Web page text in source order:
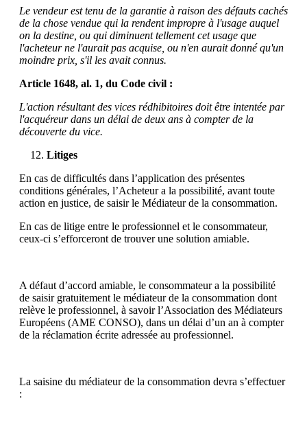
Le vendeur est tenu de la garantie à raison des défauts cachés
de la chose vendue qui la rendent impropre à l'usage auquel
on la destine, ou qui diminuent tellement cet usage que
l'acheteur ne l'aurait pas acquise, ou n'en aurait donné qu'un
moindre prix, s'il les avait connus.
Article 1648, al. 1, du Code civil :
L'action résultant des vices rédhibitoires doit être intentée par
l'acquéreur dans un délai de deux ans à compter de la
découverte du vice.
Litiges
En cas de difficultés dans l’application des présentes
conditions générales, l’Acheteur a la possibilité, avant toute
action en justice, de saisir le Médiateur de la consommation.
En cas de litige entre le professionnel et le consommateur,
ceux-ci s’efforceront de trouver une solution amiable.
A défaut d’accord amiable, le consommateur a la possibilité
de saisir gratuitement le médiateur de la consommation dont
relève le professionnel, à savoir l’Association des Médiateurs
Européens (AME CONSO), dans un délai d’un an à compter
de la réclamation écrite adressée au professionnel.
La saisine du médiateur de la consommation devra s’effectuer
: